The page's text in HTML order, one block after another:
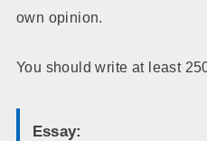
own opinion.
You should write at least
Essay: